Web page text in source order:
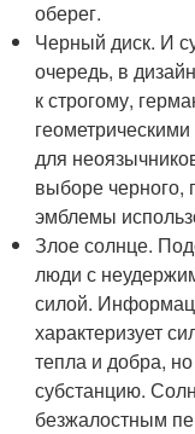
оберег.
Черный диск. И
очередь, в
к строгому,
для
выборе черного,
эмблемы
Злое солнце.
люди с
силой.
характеризует
тепла и добра,
субстанцию.
безжалостным